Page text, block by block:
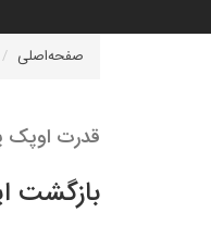
صفحه‌اصلی
قدرت اوپک
بازگشت